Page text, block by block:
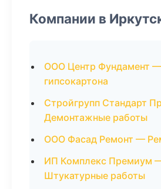
Компании в
ООО Центр Фундамент
гипсокартона
Стройгрупп Стандарт
Демонтажные работы
ООО Фасад Ремонт —
ИП Комплекс Премиум
Штукатурные работы